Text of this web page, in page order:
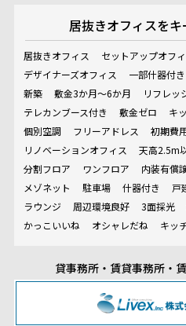
居抜きオフィスをキ
居抜きオフィス セットアップオフ
デザイナーズオフィス
一部什器付き
新築
敷金3か月～6か月
リフレッ
テレカンブース付き
敷金ゼロ
キ
個別空調
フリーアドレス 初期費
リノベーションオフィス
天高2.5m
分割フロア
ワンフロア 内装有償
メゾネット
駐車場 什器付き 戸
ラウンジ
周辺環境良好 3面採光
かっこいいね
オシャレだね キッ
貸事務所・賃貸事務所・